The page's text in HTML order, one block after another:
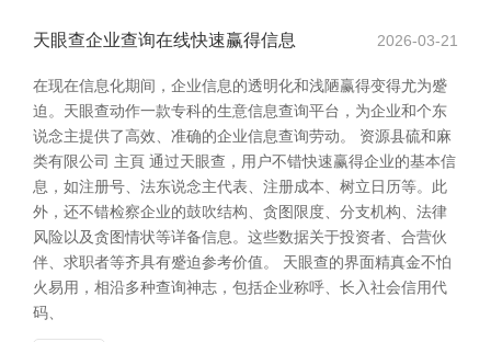
天眼查企业查询在线快速赢得信息 2026-03-21
在现在信息化期间，企业信息的透明化和浅陋赢得变得尤为蹙
迫。天眼查动作一款专科的生意信息查询平台，为企业和个东
说念主提供了高效、准确的企业信息查询劳动。 资源县硫和麻
类有限公司 主頁 通过天眼查，用户不错快速赢得企业的基本信
息，如注册号、法东说念主代表、注册成本、树立日历等。此
外，还不错检察企业的鼓吹结构、贪图限度、分支机构、法律
风险以及贪图情状等详备信息。这些数据关于投资者、合营伙
伴、求职者等齐具有蹙迫参考价值。 天眼查的界面精真金不怕
火易用，相沿多种查询神志，包括企业称呼、长入社会信用代
码、